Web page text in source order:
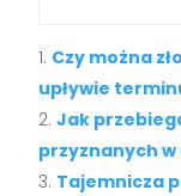
Czy można
upływie
Jak
przyznanych
Tajemnicza